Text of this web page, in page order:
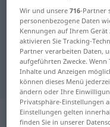
Italienisch-
für
"dirimpetto"
Wir und unsere716-Partner
personenbezogene Daten
Kennungen auf Ihrem
aktivieren Sie Tracking-
Partner verarbeiten Daten,
aufgeführten Zwecke.
Inhalte und Anzeigen
können dieses Menü
ändern oder Ihre
Privatsphäre-Einstellungen
Einstellungen gelten
finden Sie in unserer